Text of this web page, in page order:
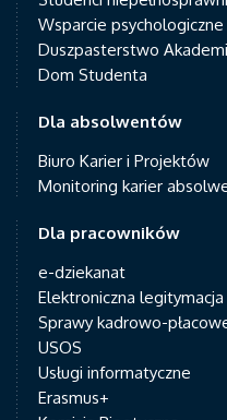
Wsparcie psychologiczne
Duszpasterstwo
Dom Studenta
Dla absolwentów
Biuro Karier i Projektów
Monitoring karier
Dla pracowników
e-dziekanat
Elektroniczna
Sprawy kadrowo-
USOS
Usługi informatyczne
Erasmus+